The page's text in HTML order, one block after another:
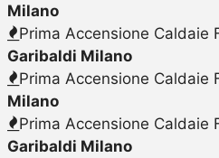
Milano
Prima Accensione Caldaie
Garibaldi Milano
Prima Accensione Caldaie
Milano
Prima Accensione Caldaie
Garibaldi Milano